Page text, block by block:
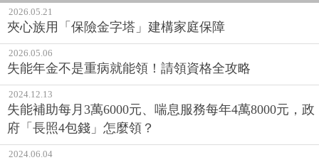
2026.05.21
夾心族用「保險金字塔」建構家庭保障
2026.05.06
失能年金不是重病就能領！請領資格全攻略
2024.12.13
失能補助每月3萬6000元、喘息服務每年4萬8000元，政
府「長照4包錢」怎麼領？
2024.06.04